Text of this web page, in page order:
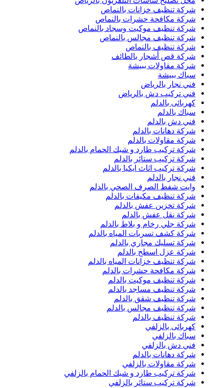
شركة تنظيف خزانات بالنماص
شركة مكافحة حشرات بالنماص
شركة تنظيف موكيت وسجاد بالنماص
شركة تنظيف مجالس بالنماص
شركة تنظيف بالنماص
شركة قص أشجار بالطائف
شركة مقاولات ببيشة
سباك ببيشة
فني نجار بالرياض
فني تركيب دش بالرياض
كهربائى بالدلم
سباك بالدلم
فني دش بالدلم
شركة دهانات بالدلم
شركة مقاولات بالدلم
شركة تركيب طارد و شبك الحمام بالدلم
شركة تركيب ستائر بالدلم
شركة تركيب اثاث ايكيا بالدلم
فني نجار بالدلم
وايت شفط الصرف الصحي بالدلم
شركة تنظيف مكيفات بالدلم
شركة تخزين عفش بالدلم
شركة نقل عفش بالدلم
شركة جلي رخام و بلاط بالدلم
شركة كشف تسربات المياه بالدلم
شركة تسليك مجاري بالدلم
شركة عزل اسطح بالدلم
شركة تنظيف خزانات المياه بالدلم
شركة مكافحة حشرات بالدلم
شركة تنظيف موكيت بالدلم
شركة تنظيف مساجد بالدلم
شركة تنظيف شقق بالدلم
شركة تنظيف مجالس بالدلم
شركة تنظيف بالدلم
كهربائى بالزلفي
سباك بالزلفي
فني دش بالزلفي
شركة دهانات بالدلم
شركة مقاولات بالزلفي
شركة تركيب طارد و شبك الحمام بالزلفي
شركة تركيب ستائر بالزلفي